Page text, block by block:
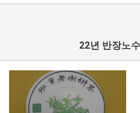
22년 반장노